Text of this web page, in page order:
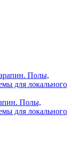
Полы,
для локального